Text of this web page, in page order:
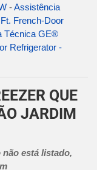
-Assistência
French-Door
Técnica GE®
Refrigerator -
QUE
JARDIM
não está listado,